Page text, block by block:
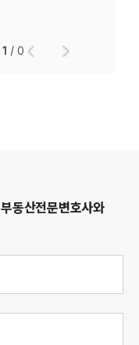
1 /0
부동산전문변호사와